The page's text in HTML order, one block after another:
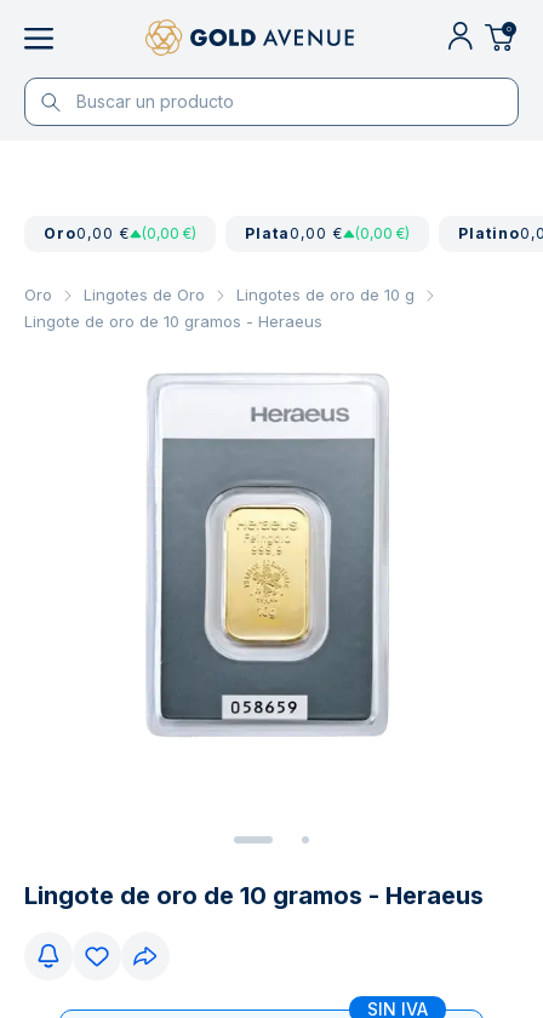
0
Oro0,00 € (0,00 €) Plata0,00 € (0,00 €) Platino
Oro Lingotes de Oro
Lingotes de oro de 10 g
Lingote de oro de 10 gramos - Heraeus
Lingote de oro de 10 gramos - Heraeus
SIN IVA